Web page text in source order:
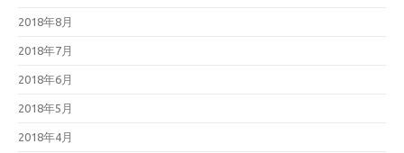
2018年8月
2018年7月
2018年6月
2018年5月
2018年4月